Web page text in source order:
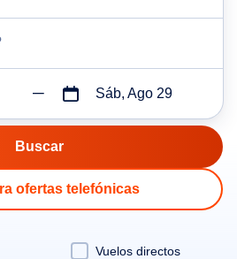
Sáb, Ago 29
ofertas telefónicas
Vuelos directos